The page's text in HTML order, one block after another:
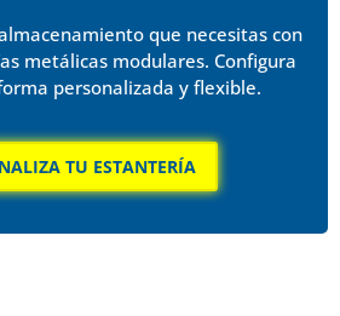
que necesitas con
metálicas modulares. Configura
personalizada y flexible.
TU ESTANTERÍA